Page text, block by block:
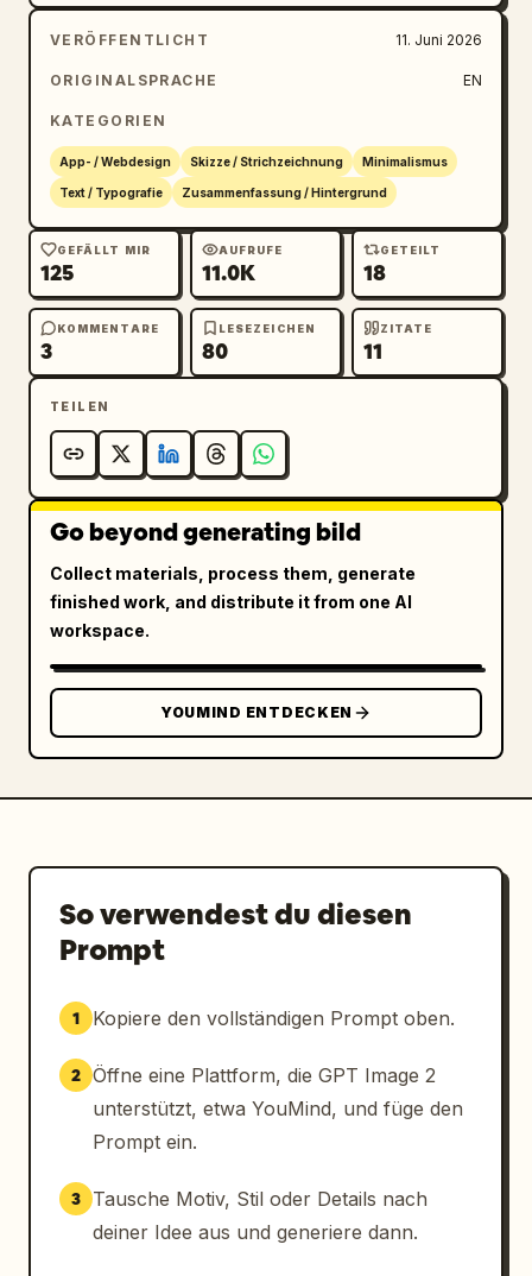
VERÖFFENTLICHT 11. Juni 2026
ORIGINALSPRACHE EN
KATEGORIEN
App- / Webdesign Skizze / Strichzeichnung Minimalismus
Text / Typografie Zusammenfassung / Hintergrund
GEFÄLLT MIR
125
AUFRUFE
11.0K
GETEILT
18
KOMMENTARE
3
LESEZEICHEN
80
ZITATE
11
TEILEN
Go beyond generating bild
Collect materials, process them, generate
finished work, and distribute it from one AI
workspace.
YOUMIND ENTDECKEN
So verwendest du diesen
Prompt
1 Kopiere den vollständigen Prompt oben.
2 Öffne eine Plattform, die GPT Image 2
unterstützt, etwa YouMind, und füge den
Prompt ein.
3
Tausche Motiv, Stil oder Details nach
deiner Idee aus und generiere dann.